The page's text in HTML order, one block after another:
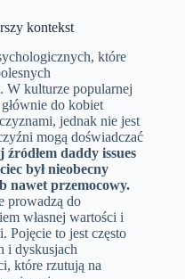
kontekst
które
W kulturze popularnej
do kobiet
jednak nie jest
mogą doświadczać
źródłem daddy issues
był nieobecny
nawet przemocowy.
prowadzą do
własnej wartości i
Pojęcie to jest często
i dyskusjach
które rzutują na